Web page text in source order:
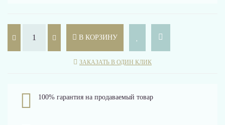
В КОРЗИНУ
ЗАКАЗАТЬ В ОДИН КЛИК
100% гарантия на продаваемый товар